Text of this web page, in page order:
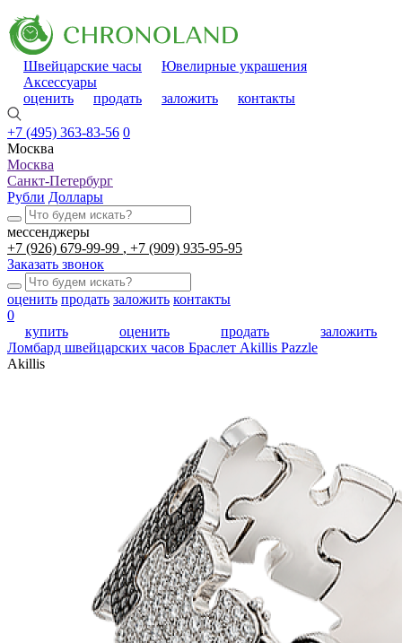
Швейцарские часы
Ювелирные украшения
Аксессуары
оценить
продать заложить контакты
+7 (495) 363-83-56 0
Москва
Москва
Санкт-Петербург
Рубли Доллары
мессенджеры
+7 (926) 679-99-99
+7 (909) 935-95-95
Заказать звонок
оценить продать заложить контакты
0
купить
оценить продать
заложить
Ломбард швейцарских часов Браслет Akillis Pazzle
Akillis